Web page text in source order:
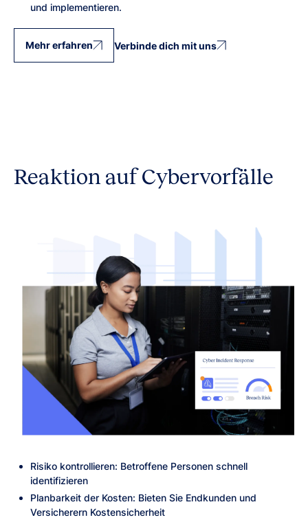
und implementieren.
Mehr erfahren Verbinde dich mit uns
Reaktion auf Cybervorfälle
Risiko kontrollieren: Betroffene Personen schnell
identifizieren
Planbarkeit der Kosten: Bieten Sie Endkunden und
Versicherern Kostensicherheit